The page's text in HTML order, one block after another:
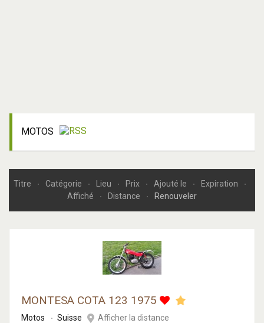
MOTOS
Titre Catégorie Lieu Prix Ajouté le
Expiration
Affiché
Distance Renouveler
MONTESA COTA 123 1975
Motos Suisse
Afficher la distance